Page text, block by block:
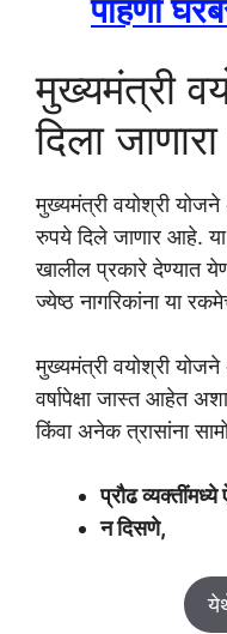
पाहणी
मुख्यमंत्री
दिला
मुख्यमंत्री वयोश्री योजने
रुपये दिले जाणार आहे. या
खालील प्रकारे देण्यात
ज्येष्ठ नागरिकांना या
मुख्यमंत्री वयोश्री
वर्षापेक्षा जास्त आहेत
किंवा अनेक त्रासांना
प्रौढ
न दिसणे,